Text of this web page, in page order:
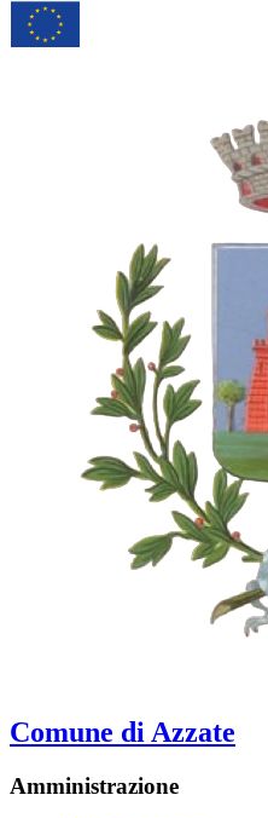
Comune di Azzate
Amministrazione